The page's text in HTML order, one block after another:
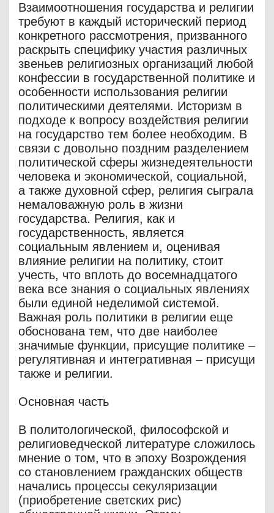
Взаимоотношения государства и религии
требуют в каждый исторический период
конкретного рассмотрения, призванного
раскрыть специфику участия различных
звеньев религиозных организаций любой
конфессии в государственной политике и
особенности использования религии
политическими деятелями. Историзм в
подходе к вопросу воздействия религии
на государство тем более необходим. В
связи с довольно поздним разделением
политической сферы жизнедеятельности
человека и экономической, социальной,
а также духовной сфер, религия сыграла
немаловажную роль в жизни
государства. Религия, как и
государственность, является
социальным явлением и, оценивая
влияние религии на политику, стоит
учесть, что вплоть до восемнадцатого
века все знания о социальных явлениях
были единой неделимой системой.
Важная роль политики в религии еще
обоснована тем, что две наиболее
значимые функции, присущие политике –
регулятивная и интегративная – присущи
также и религии.
Основная часть
В политологической, философской и
религиоведческой литературе сложилось
мнение о том, что в эпоху Возрождения
со становлением гражданских обществ
начались процессы секуляризации
(приобретение светских рис)